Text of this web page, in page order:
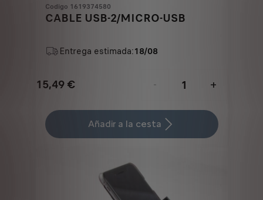
Codigo 1619374580
CABLE USB-2/MICRO-USB
Entrega estimada:18/08
15,49 €
Price
15,49
-
+
Quantity
updated
Añadir a la cesta